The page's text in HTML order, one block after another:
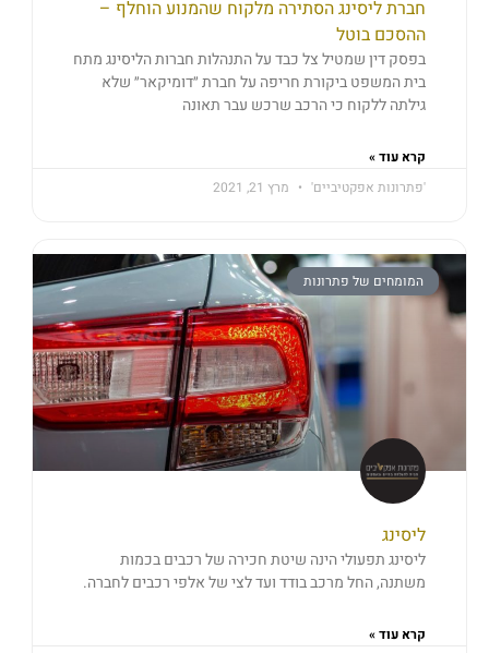
חברת ליסינג הסתירה מלקוח שהמנוע הוחלף –
ההסכם בוטל
בפסק דין שמטיל צל כבד על התנהלות חברות הליסינג מתח
בית המשפט ביקורת חריפה על חברת ״דומיקאר״ שלא
גילתה ללקוח כי הרכב שרכש עבר תאונה
קרא עוד »
'פתרונות אפקטיביים'
מרץ 21, 2021
המומחים של פתרונות
ליסינג
ליסינג תפעולי הינה שיטת חכירה של רכבים בכמות
משתנה, החל מרכב בודד ועד לצי של אלפי רכבים לחברה.
קרא עוד »